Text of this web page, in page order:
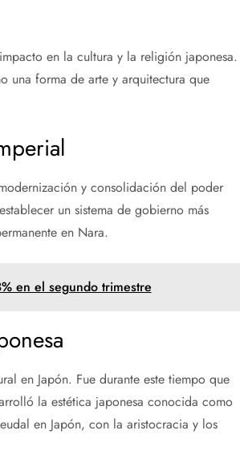
en la cultura y la religión japonesa.
una forma de arte y arquitectura que
y consolidación del poder
un sistema de gobierno más
en Nara.
en el segundo trimestre
en Japón. Fue durante este tiempo que
la estética japonesa conocida como
en Japón, con la aristocracia y los